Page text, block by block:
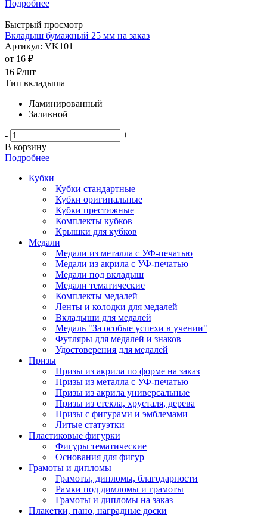
Подробнее
Быстрый просмотр
Вкладыш бумажный 25 мм на заказ
Артикул: VK101
от 16 ₽
16 ₽/шт
Тип вкладыша
Ламинированный
Заливной
-
+
В корзину
Подробнее
Кубки
Кубки стандартные
Кубки оригинальные
Кубки престижные
Комплекты кубков
Крышки для кубков
Медали
Медали из металла с УФ-печатью
Медали из акрила с УФ-печатью
Медали под вкладыш
Медали тематические
Комплекты медалей
Ленты и колодки для медалей
Вкладыши для медалей
Медаль "За особые успехи в учении"
Футляры для медалей и знаков
Удостоверения для медалей
Призы
Призы из акрила по форме на заказ
Призы из металла с УФ-печатью
Призы из акрила универсальные
Призы из стекла, хрусталя, дерева
Призы с фигурами и эмблемами
Литые статуэтки
Пластиковые фигурки
Фигуры тематические
Основания для фигур
Грамоты и дипломы
Грамоты, дипломы, благодарности
Рамки под димломы и грамоты
Грамоты и дипломы на заказ
Плакетки, пано, наградные доски